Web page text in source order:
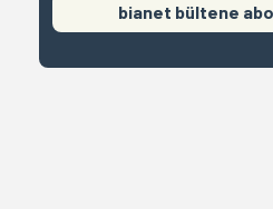
bianet bültene